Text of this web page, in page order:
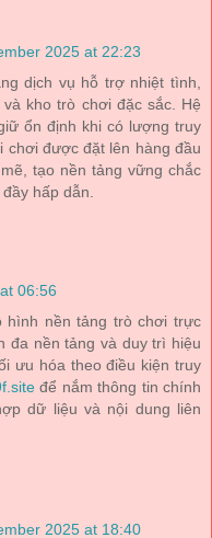
2025 at 22:23
dịch vụ hỗ trợ nhiệt tình,
kho trò chơi đặc sắc. Hệ
ổn định khi có lượng truy
chơi được đặt lên hàng đầu
tạo nền tảng vững chắc
đầy hấp dẫn.
06:56
hình nền tảng trò chơi trực
đa nền tảng và duy trì hiệu
ưu hóa theo điều kiện truy
để nắm thông tin chính
dữ liệu và nội dung liên
2025 at 18:40